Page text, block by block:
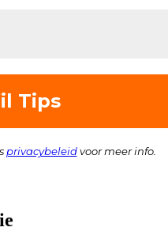
privacybeleidvoor meer info.